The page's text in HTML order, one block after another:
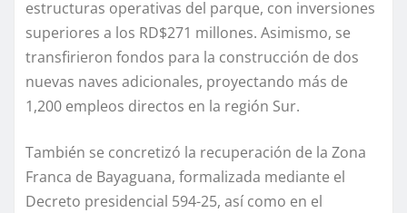
estructuras operativas del parque, con inversiones
superiores a los RD$271 millones. Asimismo, se
transfirieron fondos para la construcción de dos
nuevas naves adicionales, proyectando más de
1,200 empleos directos en la región Sur.
También se concretizó la recuperación de la Zona
Franca de Bayaguana, formalizada mediante el
Decreto presidencial 594-25, así como en el